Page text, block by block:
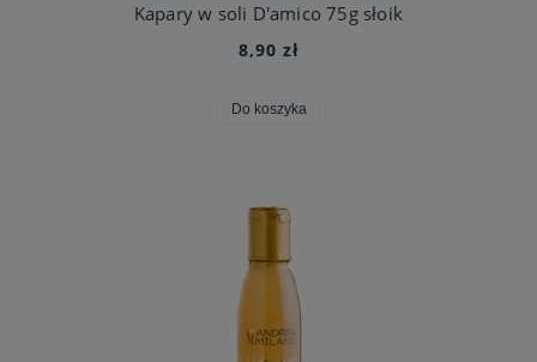
Kapary w soli D'amico 75g słoik
8,90 zł
Do koszyka